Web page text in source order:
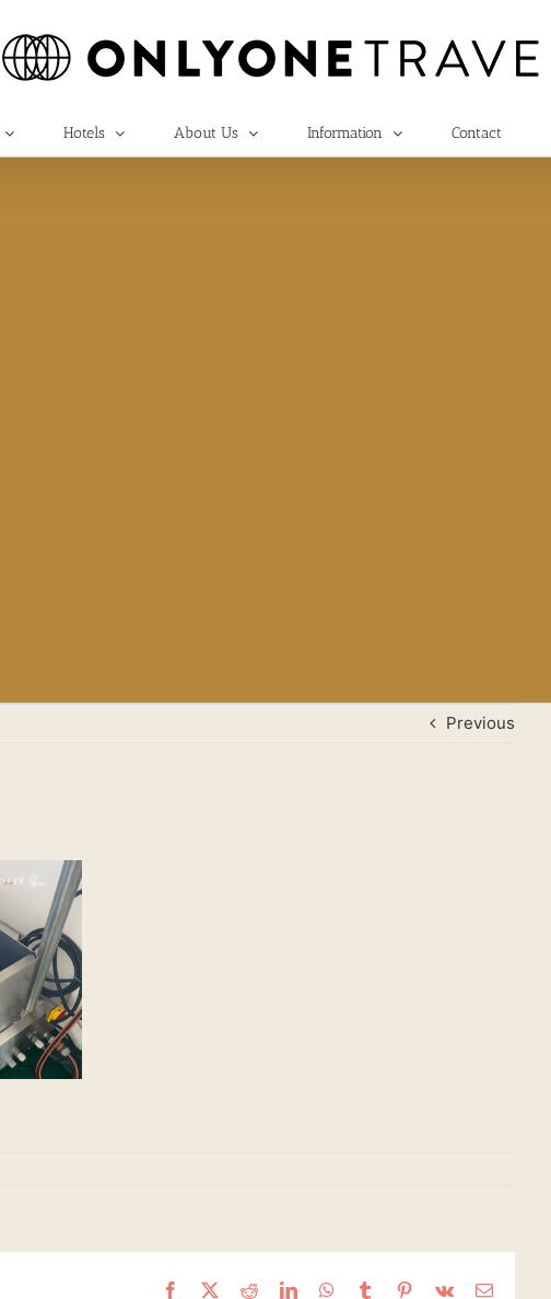
Hotels About Us Information Contact
Previous
Facebook
X RedditLinkedInWhatsApp
TumblrPinterest
Vk Email